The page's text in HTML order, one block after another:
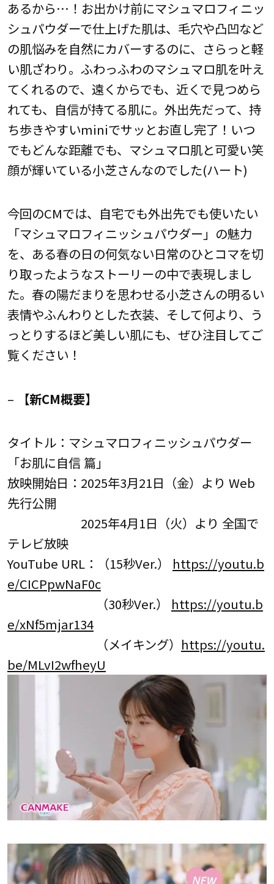
あるから…！お出かけ前にマシュマロフィニッ
シュパウダーで仕上げた肌は、毛穴や凸凹など
の肌悩みを自然にカバーするのに、さらっと軽
い肌ざわり。ふわっふわのマシュマロ肌を叶え
てくれるので、遠くからでも、近くで見つめら
れても、自信が持てる肌に。外出先だって、持
ち歩きやすいminiでサッとお直し完了！いつ
でもどんな距離でも、マシュマロ肌と可愛い笑
顔が輝いている小芝さんなのでした(ハート)
今回のCMでは、自宅でも外出先でも使いたい
「マシュマロフィニッシュパウダー」の魅力
を、ある春の日の何気ない日常のひとコマを切
り取ったようなストーリーの中で表現しまし
た。春の陽だまりを思わせる小芝さんの明るい
表情やふんわりとした衣装、そして何より、う
っとりするほど美しい肌にも、ぜひ注目してご
覧ください！
– 【新CM概要】
タイトル：マシュマロフィニッシュパウダー
「お肌に自信 篇」
放映開始日：2025年3月21日（金）より Web
先行公開
2025年4月1日（火）より 全国で
テレビ放映
YouTube URL：（15秒Ver.） https://youtu.b
e/CICPpwNaF0c
（30秒Ver.） https://youtu.b
e/xNf5mjar134
（メイキング） https://youtu.
be/MLvI2wfheyU